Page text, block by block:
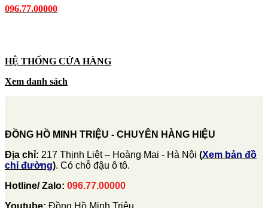
096.77.00000
HỆ THỐNG CỬA HÀNG
Xem danh sách
ĐỒNG HỒ MINH TRIỆU - CHUYÊN HÀNG HIỆU
Địa chỉ: 217 Thịnh Liệt – Hoàng Mai - Hà Nội (Xem bản đồ
chỉ đường). Có chỗ đậu ô tô.
Hotline/ Zalo: 096.77.00000
Youtube: Đồng Hồ Minh Triệu